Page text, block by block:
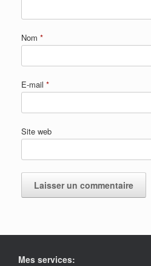
Nom *
E-mail *
Site web
Mes services: